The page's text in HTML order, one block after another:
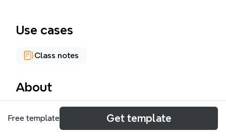
Use cases
Class notes
About
La plantilla 'Ingenieria del Software' de Xmind es un
mapa conceptual exhaustivo que cubre 6 ramas
Free template Get template